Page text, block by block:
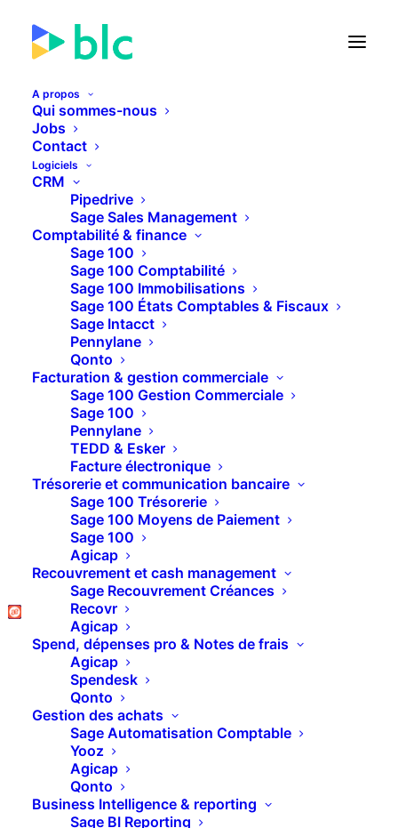
A propos
Qui sommes-nous
Jobs
Contact
Logiciels
CRM
Pipedrive
Sage Sales Management
Comptabilité & finance
Sage 100
Sage 100 Comptabilité
Sage 100 Immobilisations
Sage 100 États Comptables & Fiscaux
Sage Intacct
Pennylane
Qonto
Facturation & gestion commerciale
Sage 100 Gestion Commerciale
Sage 100
Pennylane
TEDD & Esker
Facture électronique
Trésorerie et communication bancaire
Sage 100 Trésorerie
Sage 100 Moyens de Paiement
Sage 100
Agicap
Recouvrement et cash management
Sage Recouvrement Créances
Recovr
Agicap
Spend, dépenses pro & Notes de frais
Agicap
Spendesk
Qonto
Gestion des achats
Sage Automatisation Comptable
Yooz
Agicap
Qonto
Business Intelligence & reporting
Sage BI Reporting
Apps, Modules &
Connecteurs
Chez BLC, nous développons également
des Apps, Modules et Connecteurs conçus
pour enrichir les solutions de nos
partenaires. Qu’il s’agisse d’automatiser des
processus, de connecter plusieurs logiciels
entre eux ou d’ajouter des fonctionnalités
sur mesure, nos développements
permettent à nos clients d’aller encore plus
loin dans l’utilisation de leurs outils de
gestion.
BESOIN D'UN DÉVELOPPEMENT SUR
MESURE ?
Catégories
Sage 100 Gestion Commerciale
Sage 100 Comptabilité
Sage 100 Modules